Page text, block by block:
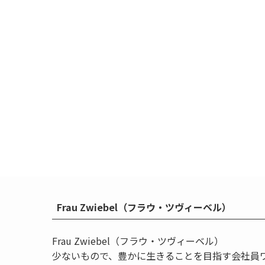
Frau Zwiebel（フラウ・ツヴィーベル）
Frau Zwiebel（フラウ・ツヴィーベル）
少ないもので、豊かに生きることを目指す会社員